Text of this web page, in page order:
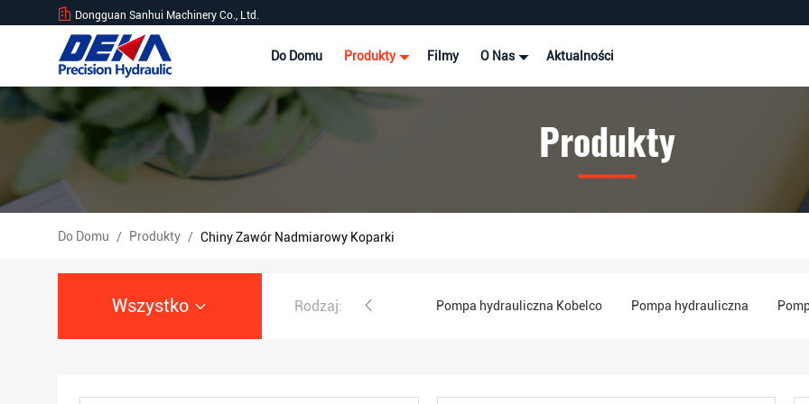
Dongguan Sanhui Machinery Co., Ltd.
Do Domu Produkty Filmy O Nas Aktualności
Produkty
Do Domu / Produkty / Chiny Zawór Nadmiarowy Koparki
Wszystko Rodzaj:
Pompa hydrauliczna koparki Pompa hydrauliczna Kobelco Pompa hydrauliczna